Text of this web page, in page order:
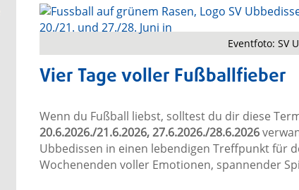
Eventfoto: SV
Vier Tage voller Fußballfieber
Wenn du Fußball liebst, solltest du dir diese
20.6.2026./21.6.2026, 27.6.2026./28.6.2026
Ubbedissen in einen lebendigen Treffpunkt für
Wochenenden voller Emotionen, spannender